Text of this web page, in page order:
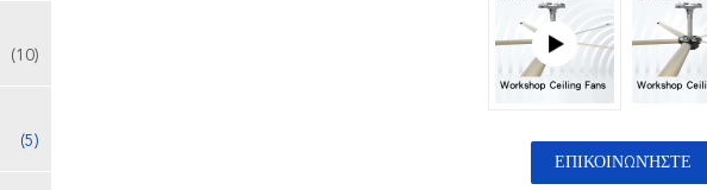
(10)
(5)
ΕΠΙΚΟΙΝΩΝΉΣΤΕ